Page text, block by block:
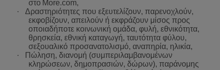
στο More.com,
·
Δραστηριότητες που εξευτελίζουν, παρενοχλούν,
εκφοβίζουν, απειλούν ή εκφράζουν μίσος προς
οποιαδήποτε κοινωνική ομάδα, φυλή, εθνικότητα,
θρησκεία, εθνική καταγωγή, ταυτότητα φύλου,
σεξουαλικό προσανατολισμό, αναπηρία, ηλικία,
·
Πώληση, διανομή (συμπεριλαμβανομένων
κληρώσεων, δημοπρασιών, δώρων), παράνομης